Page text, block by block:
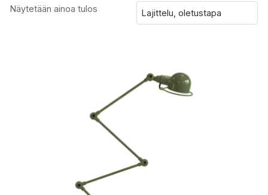
Näytetään ainoa tulos